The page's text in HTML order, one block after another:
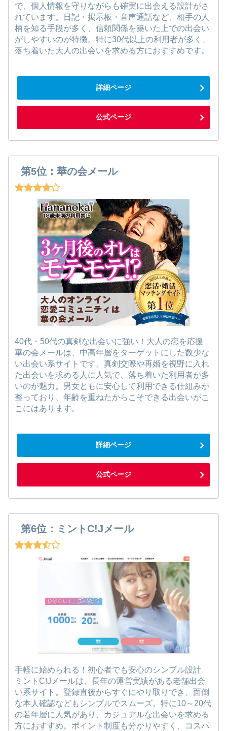
で、個人情報を守りながらも確実に出会える設計がさ
れています。日記・掲示板・音声通話など、相手の人
柄を知る手段が多く、信頼関係を築いた上での出会い
がしやすいのが特徴。特に30代以上の利用者が多く、
落ち着いた大人の出会いを求める方におすすめです。
詳細ページ
公式ページ
第5位：華の会メール
40代・50代の真剣な出会いに強い！大人の恋を応援
華の会メールは、中高年層をターゲットにした数少な
い出会い系サイトです。真剣交際や再婚を視野に入れ
た出会いを求める人に人気で、落ち着いた利用者が多
いのが魅力。男女ともに安心して利用できる仕組みが
整っており、年齢を重ねたからこそできる出会いがこ
こにはあります。
詳細ページ
公式ページ
第6位：ミントC!Jメール
手軽に始められる！初心者でも安心のシンプル設計
ミントC!Jメールは、長年の運営実績がある老舗出会
い系サイト。登録直後からすぐにやり取りでき、面倒
な本人確認などもシンプルでスムーズ。特に10～20代
の若年層に人気があり、カジュアルな出会いを求める
方におすすめ。ポイント制度も分かりやすく、コスパ